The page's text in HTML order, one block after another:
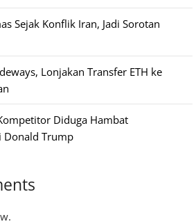
Sejak Konflik Iran, Jadi Sorotan
Lonjakan Transfer ETH ke
Diduga Hambat
Donald Trump